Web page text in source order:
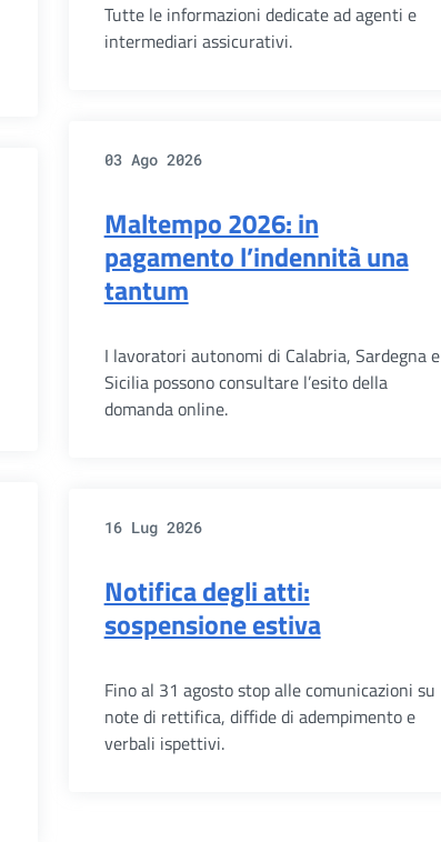
Tutte le informazioni dedicate ad agenti e
intermediari assicurativi.
03 Ago 2026
Maltempo 2026: in
pagamento l’indennità una
tantum
I lavoratori autonomi di Calabria, Sardegna e
Sicilia possono consultare l’esito della
domanda online.
16 Lug 2026
Notifica degli atti:
sospensione estiva
Fino al 31 agosto stop alle comunicazioni su
note di rettifica, diffide di adempimento e
verbali ispettivi.